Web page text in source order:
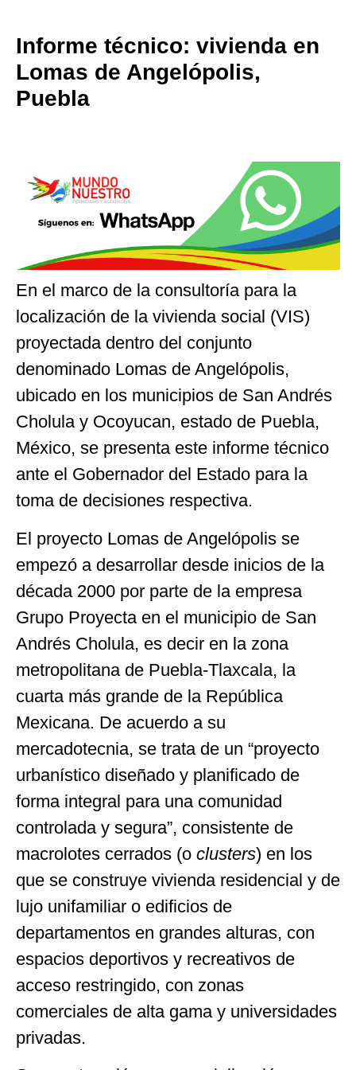
Informe técnico: vivienda en
Lomas de Angelópolis,
Puebla
En el marco de la consultoría para la
localización de la vivienda social (VIS)
proyectada dentro del conjunto
denominado Lomas de Angelópolis,
ubicado en los municipios de San Andrés
Cholula y Ocoyucan, estado de Puebla,
México, se presenta este informe técnico
ante el Gobernador del Estado para la
toma de decisiones respectiva.
El proyecto Lomas de Angelópolis se
empezó a desarrollar desde inicios de la
década 2000 por parte de la empresa
Grupo Proyecta en el municipio de San
Andrés Cholula, es decir en la zona
metropolitana de Puebla-Tlaxcala, la
cuarta más grande de la República
Mexicana. De acuerdo a su
mercadotecnia, se trata de un “proyecto
urbanístico diseñado y planificado de
forma integral para una comunidad
controlada y segura”, consistente de
macrolotes cerrados (o clusters) en los
que se construye vivienda residencial y de
lujo unifamiliar o edificios de
departamentos en grandes alturas, con
espacios deportivos y recreativos de
acceso restringido, con zonas
comerciales de alta gama y universidades
privadas.